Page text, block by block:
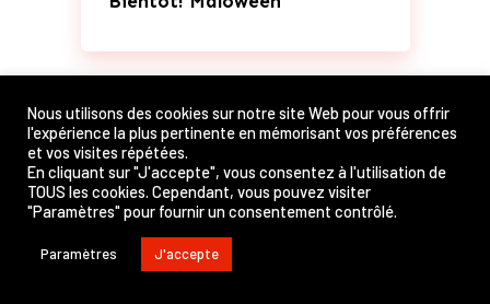
Nous utilisons des cookies sur notre site Web pour vous offrir
l'expérience la plus pertinente en mémorisant vos préférences
et vos visites répétées.
En cliquant sur "J'accepte", vous consentez à l'utilisation de
TOUS les cookies. Cependant, vous pouvez visiter
"Paramètres" pour fournir un consentement contrôlé.
Paramètres J'accepte